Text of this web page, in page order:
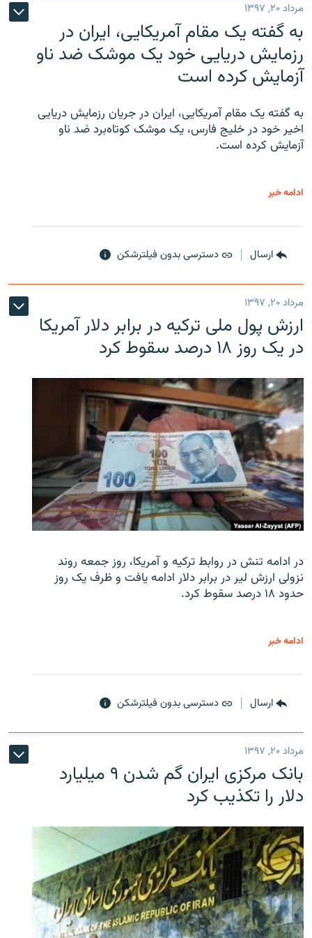
مرداد ۲۰, ۱۳۹۷
به گفته یک مقام آمریکایی، ایران در
رزمایش دریایی خود یک موشک ضد ناو
آزمایش کرده است
به گفته یک مقام آمریکایی، ایران در جریان رزمایش دریایی
اخیر خود در خلیج فارس، یک موشک کوتاه‌برد ضد ناو
آزمایش کرده است.
ادامه خبر
ارسال دسترسی بدون فیلترشکن
مرداد ۲۰, ۱۳۹۷
ارزش پول ملی ترکیه در برابر دلار آمریکا
در یک روز ۱۸ درصد سقوط کرد
در ادامه تنش در روابط ترکیه و آمریکا، روز جمعه روند
نزولی ارزش لیر در برابر دلار ادامه یافت و ظرف یک روز
حدود ۱۸ درصد سقوط کرد.
ادامه خبر
ارسال دسترسی بدون فیلترشکن
مرداد ۲۰, ۱۳۹۷
بانک مرکزی ایران گم شدن ۹ میلیارد
دلار را تکذیب کرد